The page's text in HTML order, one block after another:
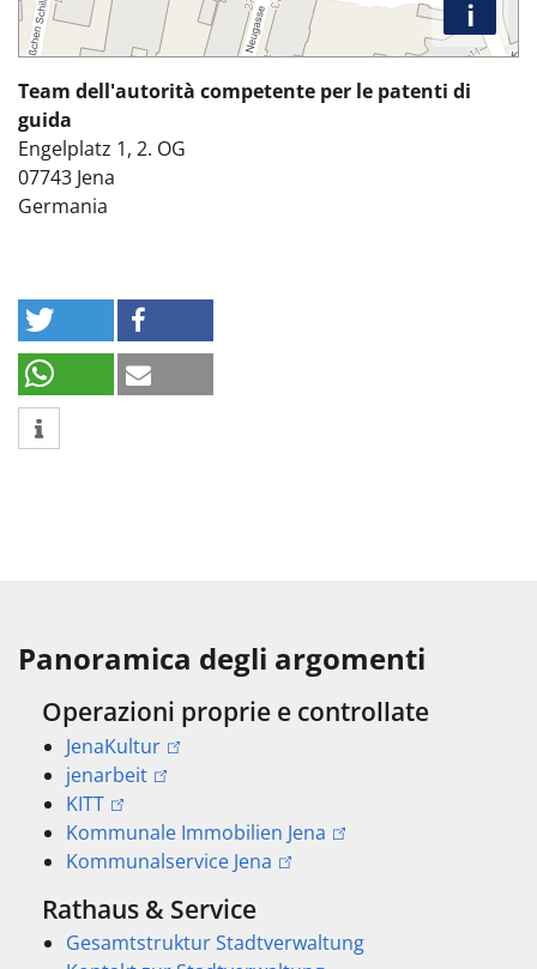
i
Team dell'autorità competente per le patenti di
guida
Engelplatz 1, 2. OG
07743 Jena
Germania
Panoramica degli argomenti
Operazioni proprie e controllate
JenaKultur
jenarbeit
KITT
Kommunale Immobilien Jena
Kommunalservice Jena
Rathaus & Service
Gesamtstruktur Stadtverwaltung